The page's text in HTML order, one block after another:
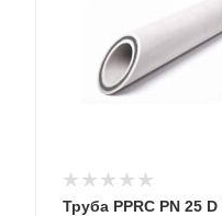
Труба PPRC PN 25 D